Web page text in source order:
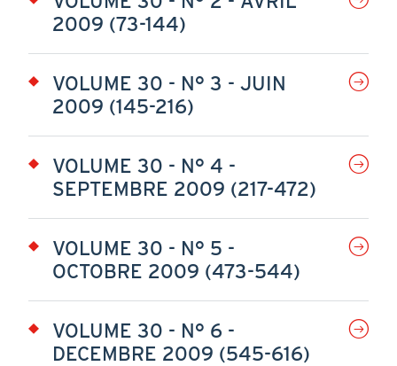
2009 (73-144)
VOLUME 30 - N° 3 - JUIN
2009 (145-216)
VOLUME 30 - N° 4 -
SEPTEMBRE 2009 (217-472)
VOLUME 30 - N° 5 -
OCTOBRE 2009 (473-544)
VOLUME 30 - N° 6 -
DECEMBRE 2009 (545-616)